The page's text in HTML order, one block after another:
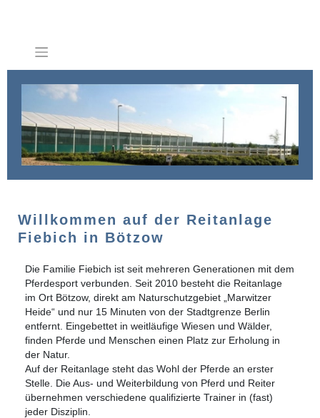
Willkommen auf der Reitanlage
Fiebich in Bötzow
Die Familie Fiebich ist seit mehreren Generationen mit dem
Pferdesport verbunden. Seit 2010 besteht die Reitanlage
im Ort Bötzow, direkt am Naturschutzgebiet „Marwitzer
Heide“ und nur 15 Minuten von der Stadtgrenze Berlin
entfernt. Eingebettet in weitläufige Wiesen und Wälder,
finden Pferde und Menschen einen Platz zur Erholung in
der Natur.
Auf der Reitanlage steht das Wohl der Pferde an erster
Stelle. Die Aus- und Weiterbildung von Pferd und Reiter
übernehmen verschiedene qualifizierte Trainer in (fast)
jeder Disziplin.